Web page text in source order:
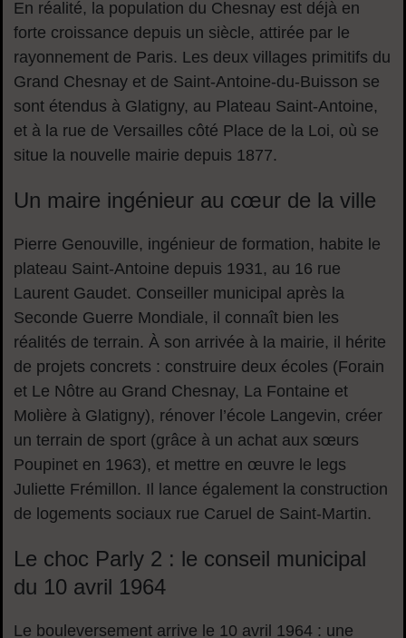
En réalité, la population du Chesnay est déjà en
forte croissance depuis un siècle, attirée par le
rayonnement de Paris. Les deux villages primitifs du
Grand Chesnay et de Saint-Antoine-du-Buisson se
sont étendus à Glatigny, au Plateau Saint-Antoine,
et à la rue de Versailles côté Place de la Loi, où se
situe la nouvelle mairie depuis 1877.
Un maire ingénieur au cœur de la ville
Pierre Genouville, ingénieur de formation, habite le
plateau Saint-Antoine depuis 1931, au 16 rue
Laurent Gaudet. Conseiller municipal après la
Seconde Guerre Mondiale, il connaît bien les
réalités de terrain. À son arrivée à la mairie, il hérite
de projets concrets : construire deux écoles (Forain
et Le Nôtre au Grand Chesnay, La Fontaine et
Molière à Glatigny), rénover l’école Langevin, créer
un terrain de sport (grâce à un achat aux sœurs
Poupinet en 1963), et mettre en œuvre le legs
Juliette Frémillon. Il lance également la construction
de logements sociaux rue Caruel de Saint-Martin.
Le choc Parly 2 : le conseil municipal
du 10 avril 1964
Le bouleversement arrive le 10 avril 1964 : une